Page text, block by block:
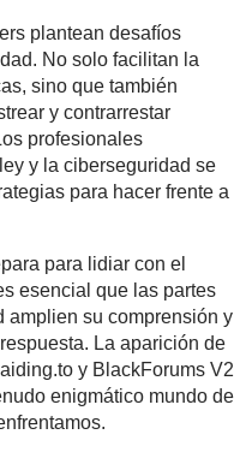
plantean desafíos
No solo facilitan la
sino que también
y contrarrestar
profesionales
y la ciberseguridad se
para hacer frente a
para lidiar con el
esencial que las partes
amplien su comprensión y
La aparición de
y BlackForums V2
enigmático mundo de